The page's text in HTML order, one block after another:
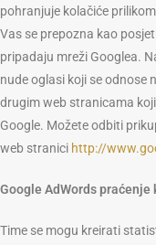
pohranjuje kolačiće
Vas se prepozna kao
pripadaju mreži Googlea.
nude oglasi koji se odnose
drugim web stranicama
Google. Možete odbiti
web stranici http://
Google AdWords praćenje
Time se mogu kreirati